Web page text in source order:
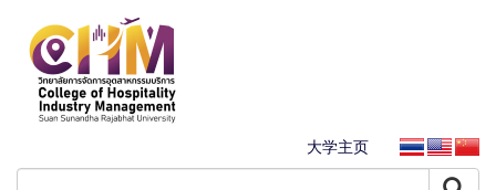
大学主页